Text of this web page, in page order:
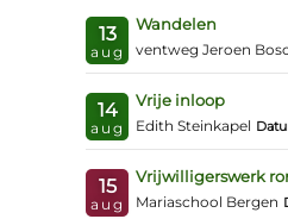
13
aug
Wandelen
ventweg Jeroen
14
aug
Vrije inloop
Edith Steinkapel
15
aug
Vrijwilligerswerk
Mariaschool Bergen